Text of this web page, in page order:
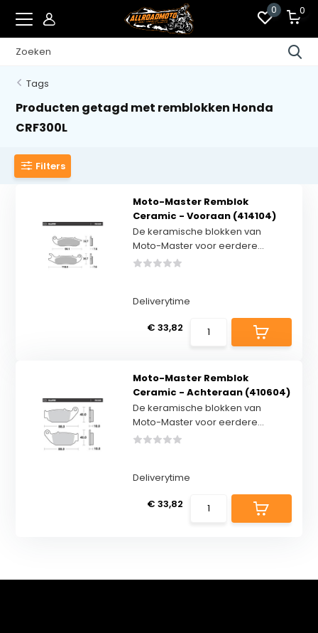
0 0
Tags
Producten getagd met remblokken Honda
CRF300L
Filters
Moto-Master Remblok
Ceramic - Vooraan (414104)
De keramische blokken van
Moto-Master voor eerdere...
Deliverytime
€ 33,82
Moto-Master Remblok
Ceramic - Achteraan (410604)
De keramische blokken van
Moto-Master voor eerdere...
Deliverytime
€ 33,82